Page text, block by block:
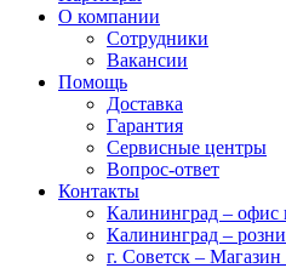
О компании
Сотрудники
Вакансии
Помощь
Доставка
Гарантия
Сервисные центры
Вопрос-ответ
Контакты
Калининград – офис
Калининград –
г. Советск –